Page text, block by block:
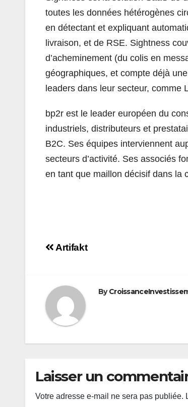
toutes les données hétérogènes
en détectant et expliquant
livraison, et de RSE. Sightness
d’acheminement (du colis en
géographiques, et compte déjà
leaders dans leur secteur, comme
bp2r est le leader européen du
industriels, distributeurs et
B2C. Ses équipes interviennent
secteurs d’activité. Ses associés
en tant que maillon décisif dans la
Navigation
l’article
Artifakt
By
Laisser un
Votre adresse e-mail ne sera pas publiée.